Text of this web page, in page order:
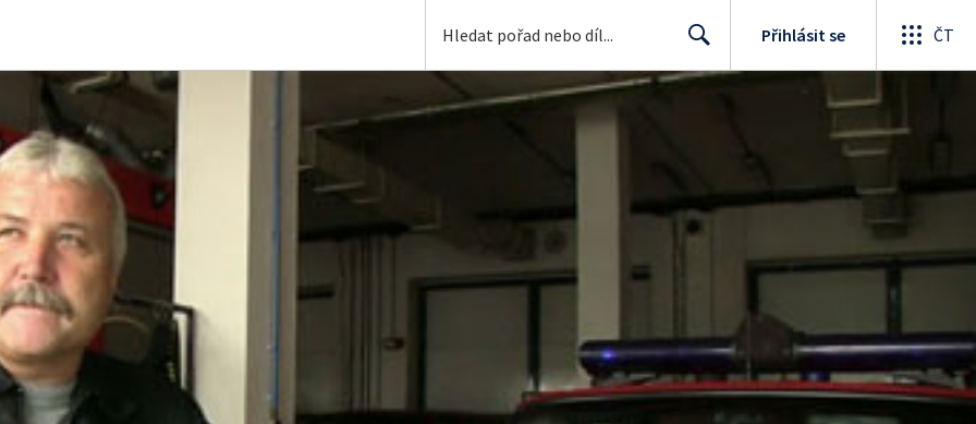
Search
Přihlásit se ČT